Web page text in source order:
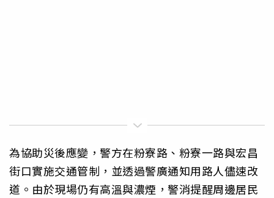
為協助災後應變，警方在粉寮路、粉寮一路與宏昌
街口實施交通管制，並透過警廣通知用路人儘速改
道。由於現場仍有高溫與濃煙，警消提醒周邊居民